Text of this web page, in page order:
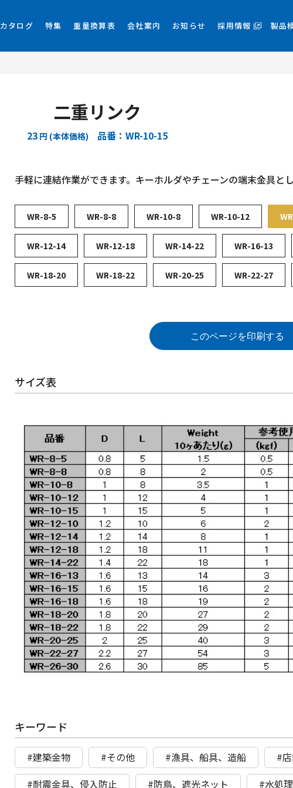
カタログ 特集 重量換算表 会社案内 お知らせ 採用情報 製品
二重リンク
23 円 (本体価格) 品番：WR-10-15
手軽に連結作業ができます。キーホルダやチェーンの端末金具とし
WR-8-5 WR-8-8 WR-10-8 WR-10-12
WR-12-14 WR-12-18 WR-14-22 WR-16-13
WR-18-20 WR-18-22 WR-20-25 WR-22-27
このページを印刷する
サイズ表
キーワード
#建築金物 #その他 #漁具、船具、造船 #
#耐震金具、侵入防止
#防鳥、遮光ネット #水処